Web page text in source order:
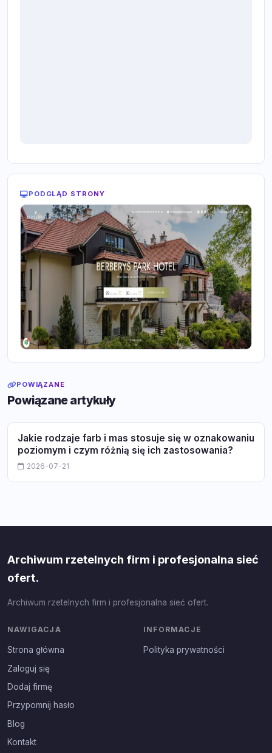
PODGLĄD STRONY
POWIĄZANE
Powiązane artykuły
Jakie rodzaje farb i mas stosuje się w oznakowaniu
poziomym i czym różnią się ich zastosowania?
2026-07-21
Archiwum rzetelnych firm i profesjonalna sieć
ofert.
Archiwum rzetelnych firm i profesjonalna sieć ofert.
NAWIGACJA
Strona główna
Zaloguj się
Dodaj firmę
Przypomnij hasło
Blog
Kontakt
INFORMACJE
Polityka prywatności